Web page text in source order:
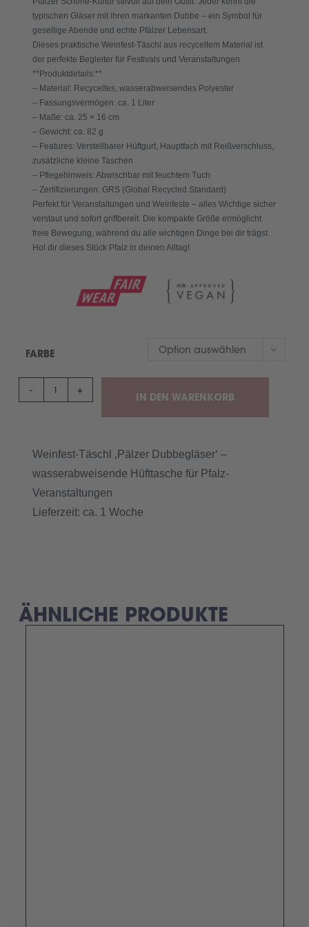
typischen Gläser mit ihren markanten Dubbe – ein Symbol für
gesellige Abende und echte Pfälzer Lebensart.
Dieses praktische Weinfest-Täschl aus recyceltem Material ist
der perfekte Begleiter für Festivals und Veranstaltungen.
**Produktdetails:**
– Material: Recyceltes, wasserabweisendes Polyester
– Fassungsvermögen: ca. 1 Liter
– Maße: ca. 25 × 16 cm
– Gewicht: ca. 82 g
– Features: Verstellbarer Hüftgurt, Hauptfach mit Reißverschluss,
zusätzliche kleine Taschen
– Pflegehinweis: Abwischbar mit feuchtem Tuch
– Zertifizierungen: GRS (Global Recycled Standard)
Perfekt für Veranstaltungen und Weinfeste – alles Wichtige sicher
verstaut und sofort griffbereit. Die kompakte Größe ermöglicht
freie Bewegung, während du alle wichtigen Dinge bei dir trägst.
Hol dir dieses Stück Pfalz in deinen Alltag!
FARBE Option auswählen
- +
IN DEN WARENKORB
Weinfest-Täschl ‚Pälzer Dubbegläser‘ –
wasserabweisende Hüfttasche für Pfalz-
Veranstaltungen
Lieferzeit: ca. 1 Woche
ÄHNLICHE PRODUKTE